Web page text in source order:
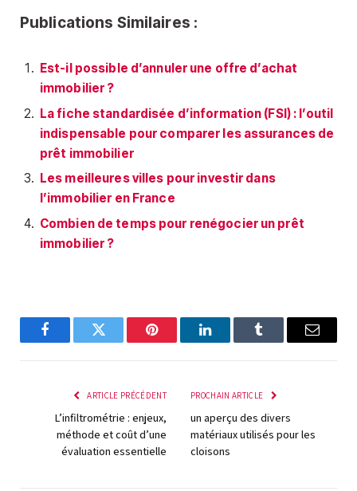
Publications Similaires :
Est-il possible d’annuler une offre d’achat
immobilier ?
La fiche standardisée d’information (FSI) : l’outil
indispensable pour comparer les assurances de
prêt immobilier
Les meilleures villes pour investir dans
l’immobilier en France
Combien de temps pour renégocier un prêt
immobilier ?
FacebookTwitter Pinterest LinkedInTumblr
E-
ARTICLE PRÉCÉDENT
L’infiltrométrie : enjeux,
méthode et coût d’une
évaluation essentielle
PROCHAIN ARTICLE
un aperçu des divers
matériaux utilisés pour les
cloisons